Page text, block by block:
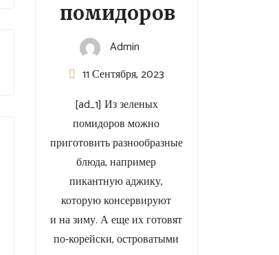
помидоров
Admin
11 Сентября, 2023
[ad_1] Из зеленых
помидоров можно
приготовить разнообразные
блюда, например
пикантную аджику,
которую консервируют
и на зиму. А еще их готовят
по-корейски, островатыми